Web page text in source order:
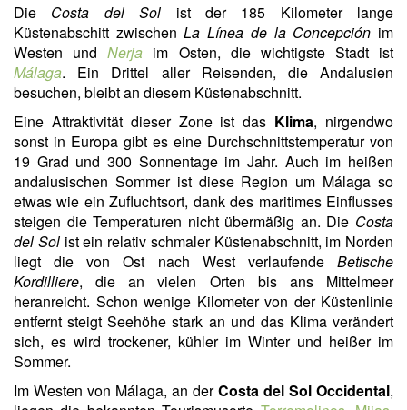
Die Costa del Sol ist der 185 Kilometer lange
Küstenabschitt zwischenLa Línea de la Concepción im
Westen undNerja im Osten, die wichtigste Stadt ist
Málaga. Ein Drittel aller Reisenden, die Andalusien
besuchen, bleibt an diesem Küstenabschnitt.
Eine Attraktivität dieser Zone ist das Klima, nirgendwo
sonst in Europa gibt es eine Durchschnittstemperatur von
19 Grad und 300 Sonnentage im Jahr. Auch im heißen
andalusischen Sommer ist diese Region um Málaga so
etwas wie ein Zufluchtsort, dank des maritimes Einflusses
steigen die Temperaturen nicht übermäßig an. Die Costa
del Solist ein relativ schmaler Küstenabschnitt, im Norden
liegt die von Ost nach West verlaufende Betische
Kordilliere, die an vielen Orten bis ans Mittelmeer
heranreicht. Schon wenige Kilometer von der Küstenlinie
entfernt steigt Seehöhe stark an und das Klima verändert
sich, es wird trockener, kühler im Winter und heißer im
Sommer.
Im Westen von Málaga, an derCosta del Sol Occidental,